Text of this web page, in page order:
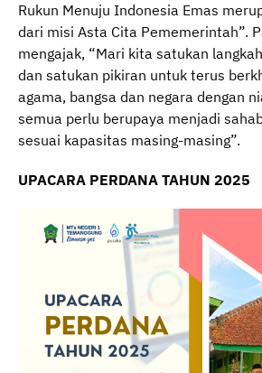
Rukun Menuju Indonesia Emas
dari misi Asta Cita Pememerintah”.
mengajak, “Mari kita satukan
dan satukan pikiran untuk terus
agama, bangsa dan negara dengan
semua perlu berupaya menjadi
sesuai kapasitas masing-masing”.
UPACARA PERDANA TAHUN 2025